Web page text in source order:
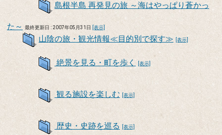
島根半島 再発見の旅 ～海はやっぱり蒼かっ
た～ 最終更新日 : 2007年05月31日 [表示]
山陰の旅・観光情報≪目的別で探す≫ [表示]
絶景を見る・町を歩く [表示]
観る施設を楽しむ [表示]
歴史・史跡を巡る [表示]